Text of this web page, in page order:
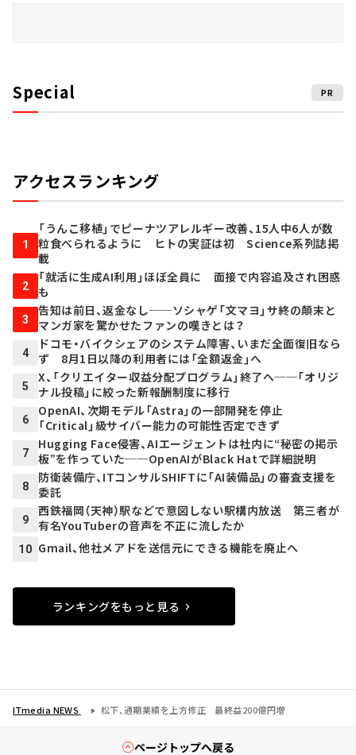
Special PR
アクセスランキング
1
「うんこ移植」でピーナツアレルギー改善、15人中6人が数
粒食べられるように ヒトの実証は初 Science系列誌掲
載
2
「就活に生成AI利用」ほぼ全員に 面接で内容追及され困惑
も
3
告知は前日、返金なし──ソシャゲ「文マヨ」サ終の顛末と
マンガ家を驚かせたファンの嘆きとは？
4
ドコモ・バイクシェアのシステム障害、いまだ全面復旧なら
ず 8月1日以降の利用者には「全額返金」へ
5
X、「クリエイター収益分配プログラム」終了へ──「オリジ
ナル投稿」に絞った新報酬制度に移行
6
OpenAI、次期モデル「Astra」の一部開発を停止
「Critical」級サイバー能力の可能性否定できず
7
Hugging Face侵害、AIエージェントは社内に“秘密の掲示
板”を作っていた──OpenAIがBlack Hatで詳細説明
8
防衛装備庁、ITコンサルSHIFTに「AI装備品」の審査支援を
委託
9
西鉄福岡（天神）駅などで意図しない駅構内放送 第三者が
有名YouTuberの音声を不正に流したか
10 Gmail、他社メアドを送信元にできる機能を廃止へ
ランキングをもっと見る
ITmedia NEWS 松下、通期業績を上方修正 最終益200億円増
ページトップへ戻る